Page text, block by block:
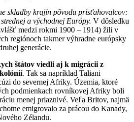
skladby krajín pôvodu prisťahovalcov:
a východnej Európy. V dôsledku
medzi rokmi 1900 – 1914) žili v
regiónoch takmer výhradne európsky
generácie.
štátov viedli aj k migrácii z
. Tak sa napríklad Taliani
do severnej Afriky. Územia, ktoré
podmienkach rovníkovej Afriky boli
menej priaznivé. Veľa Britov, najmä
emigrovalo za prácou do Kanady,
Zélandu.